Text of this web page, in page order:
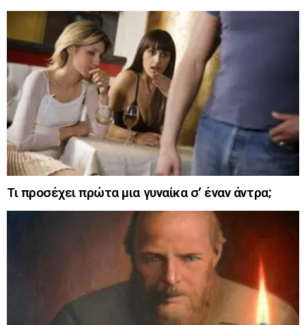
Τι προσέχει πρώτα μια γυναίκα σ’ έναν άντρα;